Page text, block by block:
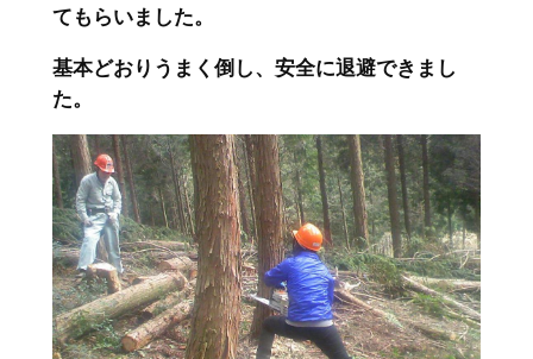
てもらいました。
基本どおりうまく倒し、安全に退避できまし
た。